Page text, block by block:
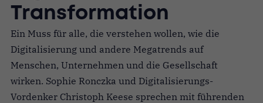
Transformation
Ein Muss für alle, die verstehen wollen, wie die
Digitalisierung und andere Megatrends auf
Menschen, Unternehmen und die Gesellschaft
wirken. Sophie Ronczka und Digitalisierungs-
Vordenker Christoph Keese sprechen mit führenden